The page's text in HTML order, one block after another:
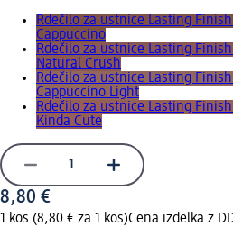
Rdečilo za ustnice Lasting
Cappuccino
Rdečilo za ustnice Lasting
Natural Crush
Rdečilo za ustnice Lasting
Cappuccino Light
Rdečilo za ustnice Lasting
Kinda Cute
8,80 €
1 kos (8,80 € za 1 kos)Cena izdelka z